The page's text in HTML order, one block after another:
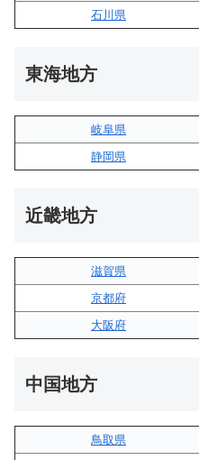
石川県
東海地方
岐阜県
静岡県
近畿地方
滋賀県
京都府
大阪府
中国地方
鳥取県